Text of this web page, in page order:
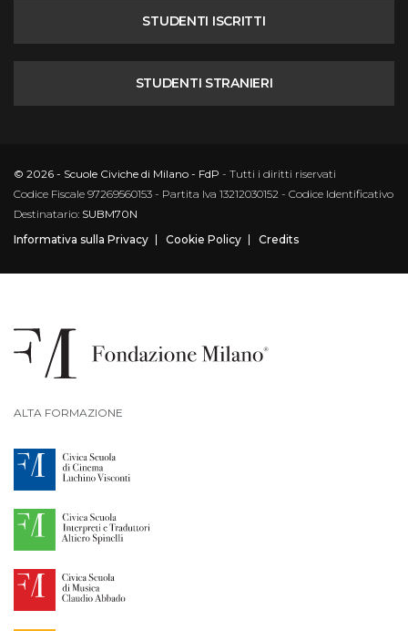
STUDENTI ISCRITTI
STUDENTI STRANIERI
© 2026 - Scuole Civiche di Milano - FdP - Tutti i diritti riservati
Codice Fiscale 97269560153 - Partita Iva 13212030152 - Codice Identificativo
Destinatario: SUBM70N
Informativa sulla Privacy
Cookie Policy Credits
ALTA FORMAZIONE